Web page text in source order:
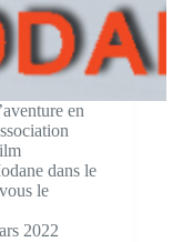
en
dans le
le
2022